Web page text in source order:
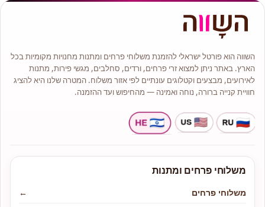
השווה הוא פורטל ישראלי להזמנת משלוחי פרחים ומתנות מחנויות מקומיות בכל
הארץ. באתר ניתן למצוא זרי פרחים, ורדים, סחלבים, מגשי פירות, מתנות
לאירועים, מבצעים וקטלוגים עונתיים לפי אזור משלוח. המטרה שלנו היא להציג
חוויית קנייה ברורה, נוחה ואמינה — מהחיפוש ועד ההזמנה.
משלוחי פרחים ומתנות
משלוחי פרחים
←